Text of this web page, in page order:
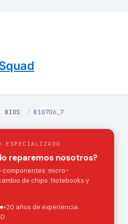
BIOS / B10706_7
ESPECIALIZADO
reparemos nosotros?
componentes: micro-
de chips. Notebooks y
+20 años de experiencia